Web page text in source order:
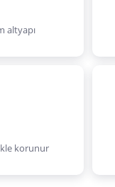
altyapı
korunur